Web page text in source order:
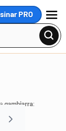
PRO
MENU
gambiarra: